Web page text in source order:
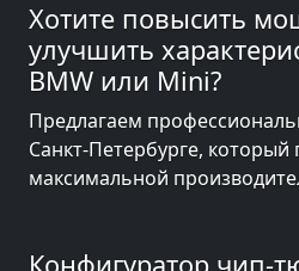
Хотите повысить
улучшить
BMW или Mini?
Предлагаем
Санкт-Петербурге,
максимальной